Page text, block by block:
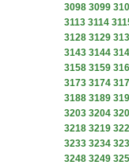
3098 3099
3113 3114
3128 3129
3143 3144
3158 3159
3173 3174
3188 3189
3203 3204
3218 3219
3233 3234
3248 3249